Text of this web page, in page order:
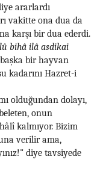
ararlardı
vakitte ona dua da
karşı bir dua ederdi.
bihâ ilâ asdikai
bir hayvan
kadarını Hazret-i
olduğundan dolayı,
onun
kalmıyor. Bizim
verilir ama,
diye tavsiyede